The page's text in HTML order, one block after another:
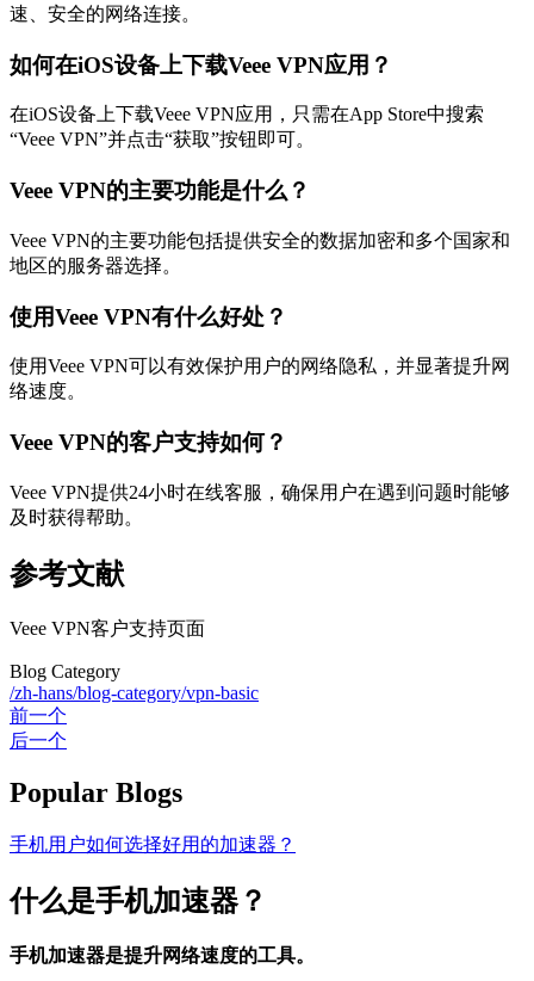
速、安全的网络连接。
如何在iOS设备上下载Veee VPN应用？
在iOS设备上下载Veee VPN应用，只需在App Store中搜索
“Veee VPN”并点击“获取”按钮即可。
Veee VPN的主要功能是什么？
Veee VPN的主要功能包括提供安全的数据加密和多个国家和
地区的服务器选择。
使用Veee VPN有什么好处？
使用Veee VPN可以有效保护用户的网络隐私，并显著提升网
络速度。
Veee VPN的客户支持如何？
Veee VPN提供24小时在线客服，确保用户在遇到问题时能够
及时获得帮助。
参考文献
Veee VPN客户支持页面
Blog Category
/zh-hans/blog-category/vpn-basic
前一个
后一个
Popular Blogs
手机用户如何选择好用的加速器？
什么是手机加速器？
手机加速器是提升网络速度的工具。